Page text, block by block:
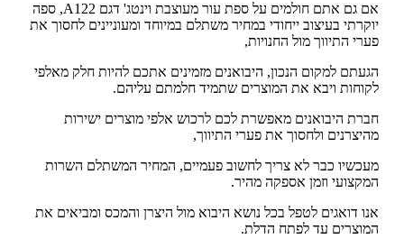
אם גם אתם חולמים על ספת עור מעוצבת וינטג' דגם A122, ספה
יוקרתי בעיצוב ייחודי במחיר משתלם במיוחד ומעוניינים לחסוך את
פערי התיווך מול החנויות,
הגעתם למקום הנכון, היבואנים מזמינים אתכם להיות חלק מאלפי
לקוחות ויבא את המוצרים שתמיד חלמתם עליהם.
חברת היבואנים מאפשרת לכם לרכוש אלפי מוצרים ישירות
מהיצרנים ולחסוך את פערי התיווך,
מעכשיו כבר לא צריך לחשוב פעמיים, המחיר המשתלם השרות
המקצועי וזמן אספקה מהיר.
אנו דואגים לטפל בכל נושא היבוא מול היצרן והמכס ומביאים את
המוצרים עד לפתח הדלת.